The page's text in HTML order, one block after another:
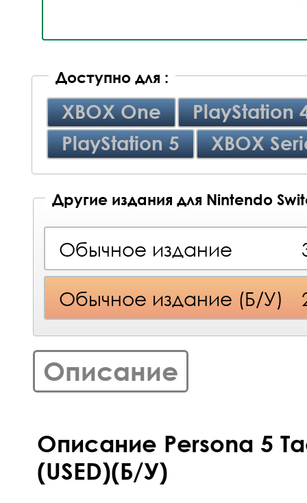
Доступно для :
XBOX One
PlayStation
PlayStation 5
XBOX
Другие издания для Nintendo
Обычное издание
Обычное издание (Б/У)
Описание
Описание Persona 5
(USED)(Б/У)